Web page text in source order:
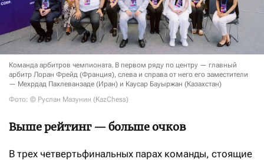
Команда арбитров чемпионата. В первом ряду по центру — главный
арбитр Лоран Фрейд (Франция), слева и справа от него его заместители
— Мехрдад Пахлеванзаде (Иран) и Каусар Бауыржан (Казахстан)
Фото: © Руслан Мазунин (KazChess)
Выше рейтинг — больше очков
В трех четвертьфинальных парах команды, стоящие